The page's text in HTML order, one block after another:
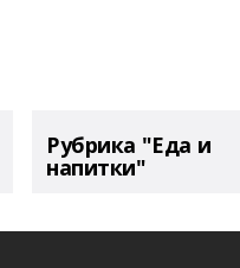
Рубрика "Еда и
напитки"